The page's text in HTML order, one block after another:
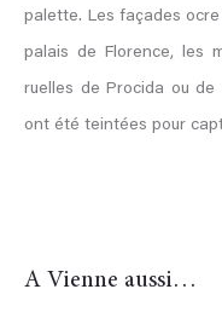
palette. Les façades
palais de Florence, les
ruelles de Procida ou
ont été teintées pour
A Vienne aussi…